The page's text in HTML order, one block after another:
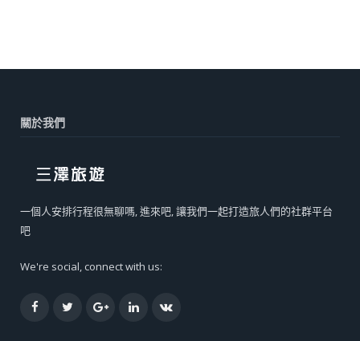
關於我們
一個人安排行程很無聊嗎, 進來吧, 讓我們一起打造旅人們的社群平台
吧
We're social, connect with us:
FacebookTwitterGoogle+LinkedInVK